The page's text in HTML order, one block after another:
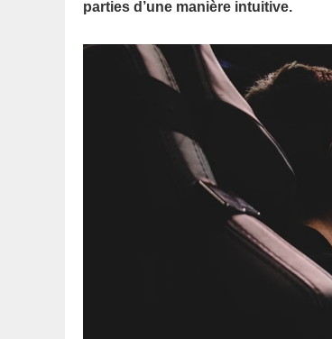
parties d’une manière intuitive.